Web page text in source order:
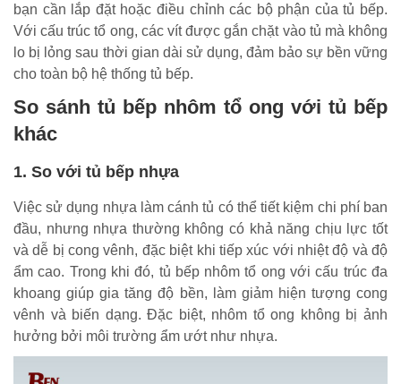
bạn cần lắp đặt hoặc điều chỉnh các bộ phận của tủ bếp.
Với cấu trúc tổ ong, các vít được gắn chặt vào tủ mà không
lo bị lỏng sau thời gian dài sử dụng, đảm bảo sự bền vững
cho toàn bộ hệ thống tủ bếp.
So sánh tủ bếp nhôm tổ ong với tủ bếp
khác
1. So với tủ bếp nhựa
Việc sử dụng nhựa làm cánh tủ có thể tiết kiệm chi phí ban
đầu, nhưng nhựa thường không có khả năng chịu lực tốt
và dễ bị cong vênh, đặc biệt khi tiếp xúc với nhiệt độ và độ
ẩm cao. Trong khi đó, tủ bếp nhôm tổ ong với cấu trúc đa
khoang giúp gia tăng độ bền, làm giảm hiện tượng cong
vênh và biến dạng. Đặc biệt, nhôm tổ ong không bị ảnh
hưởng bởi môi trường ẩm ướt như nhựa.